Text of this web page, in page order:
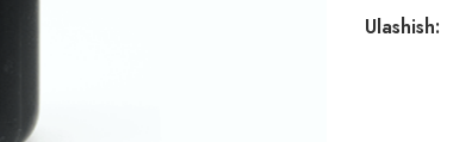
Ulashish: